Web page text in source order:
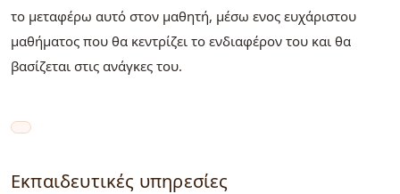
το μεταφέρω αυτό στον μαθητή, μέσω ενος ευχάριστου
μαθήματος που θα κεντρίζει το ενδιαφέρον του και θα
βασίζεται στις ανάγκες του.
Εκπαιδευτικές υπηρεσίες